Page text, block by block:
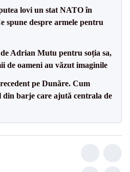
lovi un stat NATO în
spune despre armele pentru
Adrian Mutu pentru soția sa,
de oameni au văzut imaginile
pe Dunăre. Cum
din barje care ajută centrala de